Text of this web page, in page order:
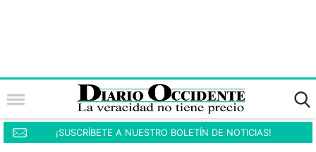
¡SUSCRÍBETE A NUESTRO BOLETÍN DE NOTICIAS!